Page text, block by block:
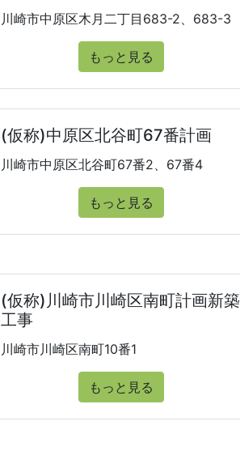
川崎市中原区木月二丁目683-2、683-3
もっと見る
(仮称)中原区北谷町67番計画
川崎市中原区北谷町67番2、67番4
もっと見る
(仮称)川崎市川崎区南町計画新築
工事
川崎市川崎区南町10番1
もっと見る